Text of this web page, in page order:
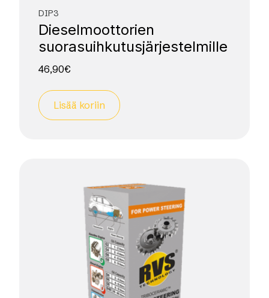
DIP3
Diesel­moottorien
suorasuihkutus­järjestelmille
46,90€
Lisää koriin